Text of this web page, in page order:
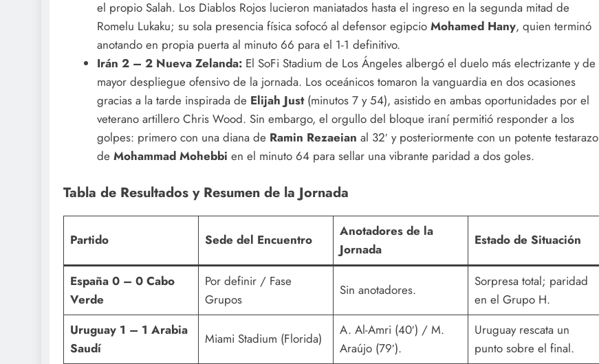
el propio Salah. Los Diablos Rojos lucieron maniatados hasta el ingreso en la segunda mitad de
Romelu Lukaku; su sola presencia física sofocó al defensor egipcio Mohamed Hany, quien terminó
anotando en propia puerta al minuto 66 para el 1-1 definitivo.
Irán 2 – 2 Nueva Zelanda:El SoFi Stadium de Los Ángeles albergó el duelo más electrizante y de
mayor despliegue ofensivo de la jornada. Los oceánicos tomaron la vanguardia en dos ocasiones
gracias a la tarde inspirada de Elijah Just(minutos 7 y 54), asistido en ambas oportunidades por el
veterano artillero Chris Wood. Sin embargo, el orgullo del bloque iraní permitió responder a los
golpes: primero con una diana de Ramin Rezaeian al 32′ y posteriormente con un potente testarazo
de Mohammad Mohebbi en el minuto 64 para sellar una vibrante paridad a dos goles.
Tabla de Resultados y Resumen de la Jornada
Partido Sede del Encuentro
Anotadores de la
Jornada
Estado de Situación
España 0 – 0 Cabo
Verde
Por definir / Fase
Grupos
Sin anotadores.
Sorpresa total; paridad
en el Grupo H.
Uruguay 1 – 1 Arabia
Saudí
Miami Stadium (Florida)
A. Al-Amri (40′) / M.
Araújo (79′).
Uruguay rescata un
punto sobre el final.